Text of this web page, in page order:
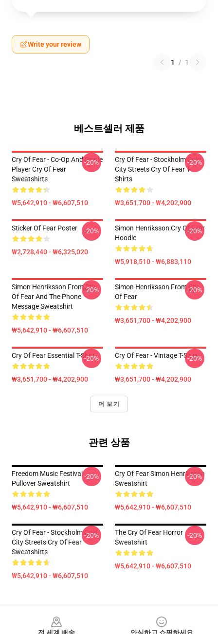
Write your review
1 / 1
베스트셀러 제품
Cry Of Fear - Co-Op And Single
Player Cry Of Fear
Sweatshirts
₩5,642,910 - ₩6,607,510
-20%
Cry Of Fear - Stockholm Cold
City Streets Cry Of Fear T-
Shirts
₩3,651,700 - ₩4,202,900
-20%
Sticker Of Fear Poster
₩2,728,440 - ₩6,325,020
-20%
Simon Henriksson Cry Of Fear
Hoodie
₩5,918,510 - ₩6,883,110
-20%
Simon Henriksson From Cry
Of Fear And The Phone
Message Sweatshirt
₩5,642,910 - ₩6,607,510
-20%
Simon Henriksson From Cry
Of Fear
₩3,651,700 - ₩4,202,900
-20%
Cry Of Fear Essential T-Shirt
₩3,651,700 - ₩4,202,900
-20% Cry Of Fear - Vintage T-Shirt
₩3,651,700 - ₩4,202,900
-20%
더 보기
관련 상품
Freedom Music Festival
Pullover Sweatshirt
₩5,642,910 - ₩6,607,510
-20%
Cry Of Fear Simon Henriksson
Sweatshirt
₩5,642,910 - ₩6,607,510
-20%
Cry Of Fear - Stockholm Cold
City Streets Cry Of Fear
Sweatshirts
₩5,642,910 - ₩6,607,510
-20%
The Cry Of Fear Horror
Sweatshirt
₩5,642,910 - ₩6,607,510
-20%